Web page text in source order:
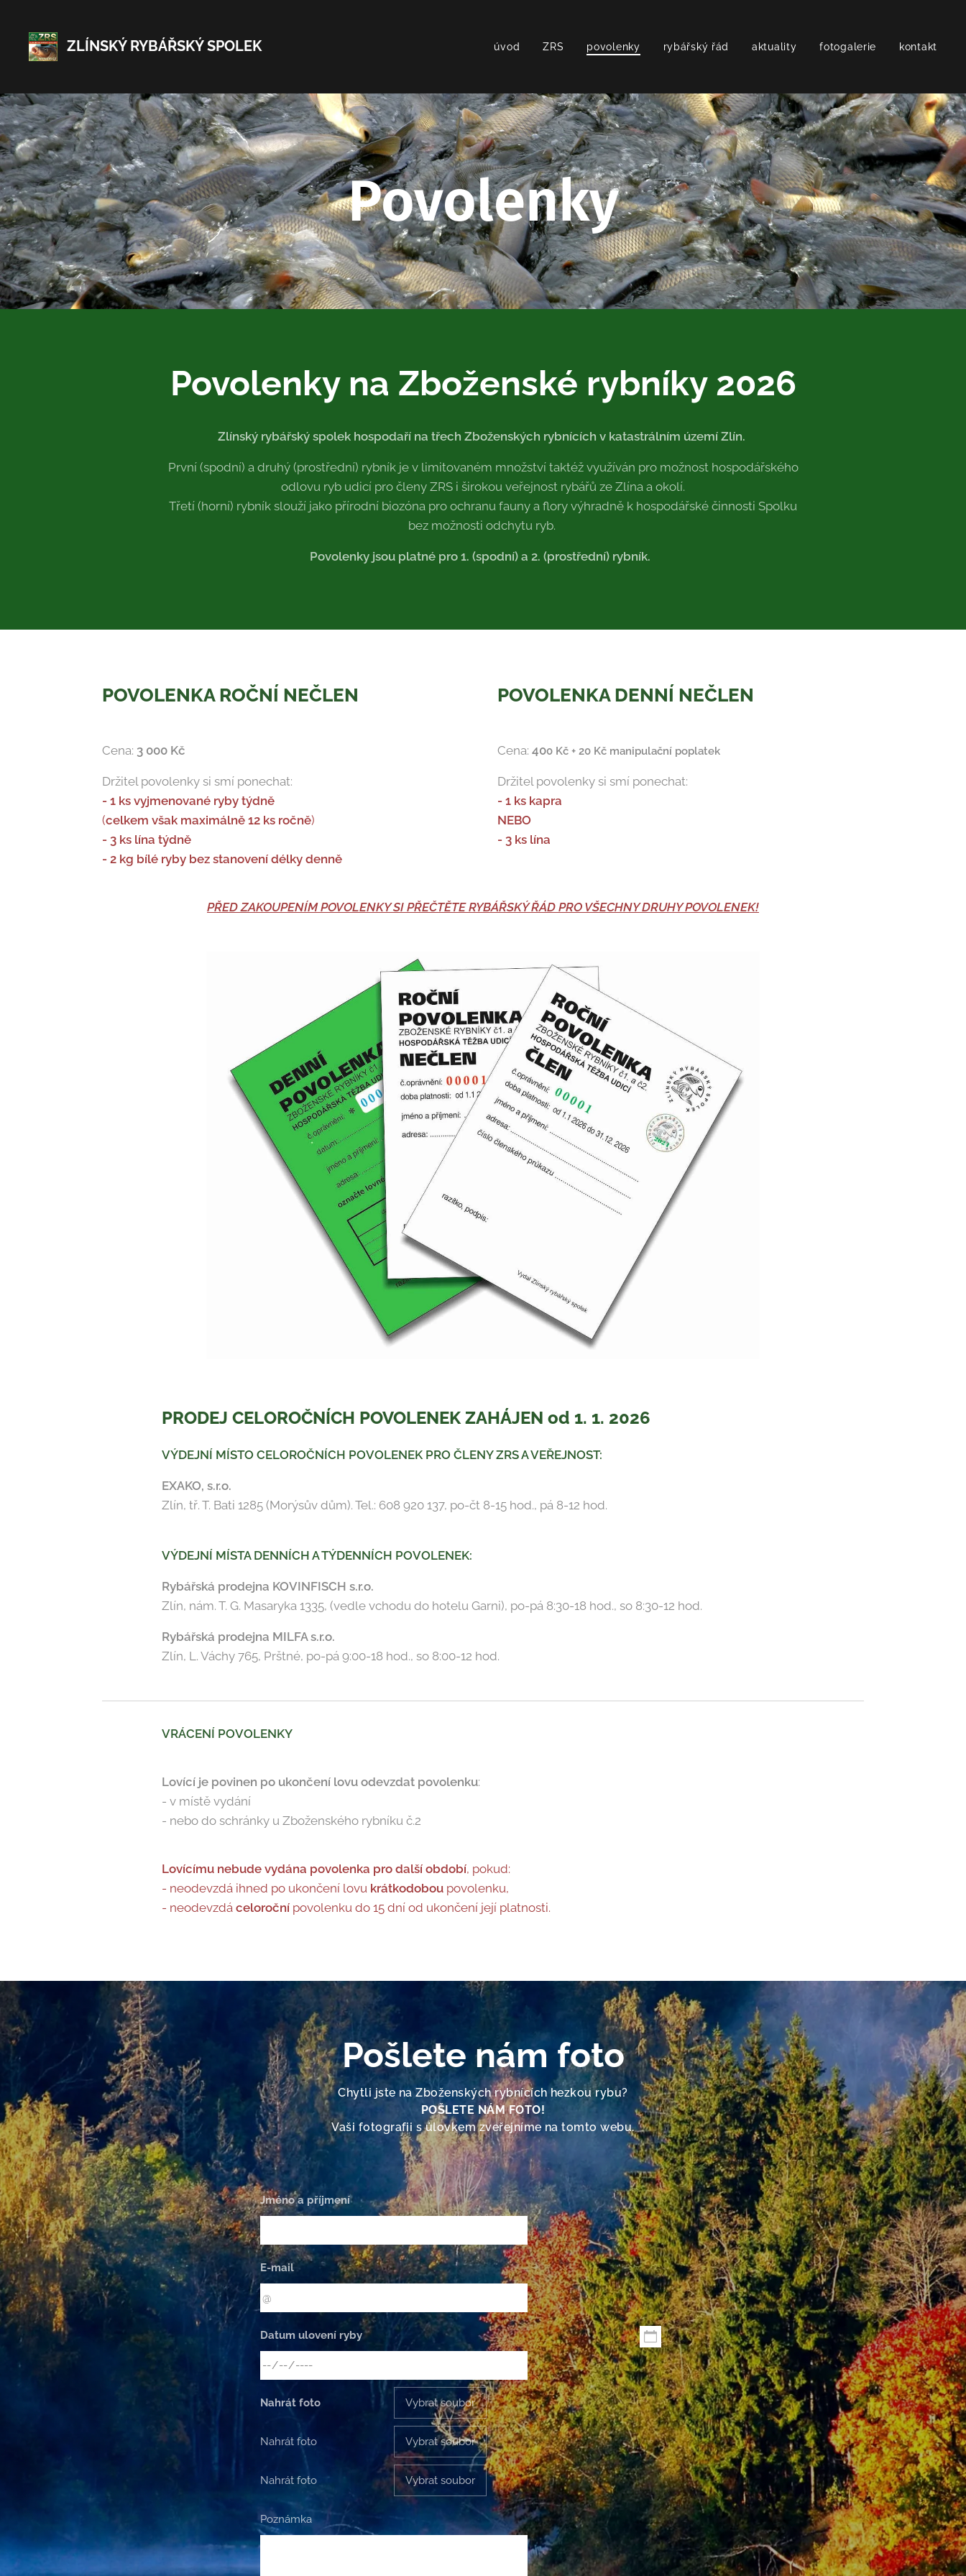
ZLÍNSKÝ RYBÁŘSKÝ SPOLEK úvod ZRS povolenky rybářský řád aktuality fotogalerie kontakt
Povolenky
Povolenky na Zboženské rybníky 2026
Zlínský rybářský spolek hospodaří na třech Zboženských rybnících v katastrálním území Zlín.
První (spodní) a druhý (prostřední) rybník je v limitovaném množství taktéž využíván pro možnost hospodářského
odlovu ryb udicí pro členy ZRS i širokou veřejnost rybářů ze Zlína a okolí.
Třetí (horní) rybník slouží jako přírodní biozóna pro ochranu fauny a flory výhradně k hospodářské činnosti Spolku
bez možnosti odchytu ryb.
Povolenky jsou platné pro 1. (spodní) a 2. (prostřední) rybník.
POVOLENKA ROČNÍ NEČLEN
Cena: 3 000 Kč
Držitel povolenky si smí ponechat:
- 1 ks vyjmenované ryby týdně
(celkem však maximálně 12 ks ročně)
- 3 ks lína týdně
- 2 kg bílé ryby bez stanovení délky denně
POVOLENKA DENNÍ NEČLEN
Cena: 400 Kč + 20 Kč manipulační poplatek
Držitel povolenky si smí ponechat:
- 1 ks kapra
NEBO
- 3 ks lína
PŘED ZAKOUPENÍM POVOLENKY SI PŘEČTĚTE RYBÁŘSKÝ ŘÁD PRO VŠECHNY DRUHY POVOLENEK!
PRODEJ CELOROČNÍCH POVOLENEK ZAHÁJEN od 1. 1. 2026
VÝDEJNÍ MÍSTO CELOROČNÍCH POVOLENEK PRO ČLENY ZRS A VEŘEJNOST:
EXAKO, s.r.o.
Zlín, tř. T. Bati 1285 (Morýsův dům). Tel.: 608 920 137, po-čt 8-15 hod., pá 8-12 hod.
VÝDEJNÍ MÍSTA DENNÍCH A TÝDENNÍCH POVOLENEK:
Rybářská prodejna KOVINFISCH s.r.o.
Zlín, nám. T. G. Masaryka 1335, (vedle vchodu do hotelu Garni), po-pá 8:30-18 hod., so 8:30-12 hod.
Rybářská prodejna MILFA s.r.o.
Zlín, L. Váchy 765, Prštné, po-pá 9:00-18 hod., so 8:00-12 hod.
VRÁCENÍ POVOLENKY
Lovící je povinen po ukončení lovu odevzdat povolenku:
- v místě vydání
- nebo do schránky u Zboženského rybníku č.2
Lovícímu nebude vydána povolenka pro další období, pokud:
- neodevzdá ihned po ukončení lovu krátkodoboupovolenku,
- neodevzdá celoročnípovolenku do 15 dní od ukončení její platnosti.
Pošlete nám foto
Chytli jste na Zboženských rybnících hezkou rybu?
POŠLETE NÁM FOTO!
Vaši fotografii s úlovkem zveřejníme na tomto webu.
Jméno a příjmení
E-mail
Datum ulovení ryby
Nahrát foto Vybrat soubor
Nahrát foto Vybrat soubor
Nahrát foto Vybrat soubor
Poznámka